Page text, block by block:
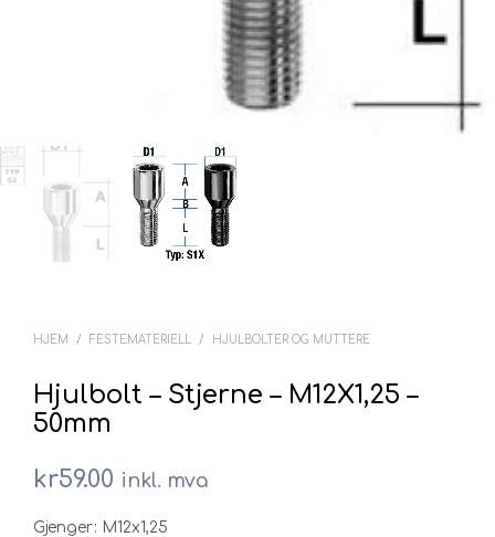
HJEM / FESTEMATERIELL / HJULBOLTER OG MUTTERE
Hjulbolt – Stjerne – M12X1,25 –
50mm
kr59.00 inkl. mva
Gjenger: M12x1,25